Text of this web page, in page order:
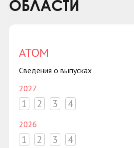
ОБЛАСТИ
АТОМ
Сведения о выпусках
2027
1 2 3 4
2026
1 2 3 4